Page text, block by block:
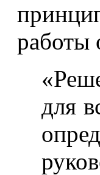
работы
для